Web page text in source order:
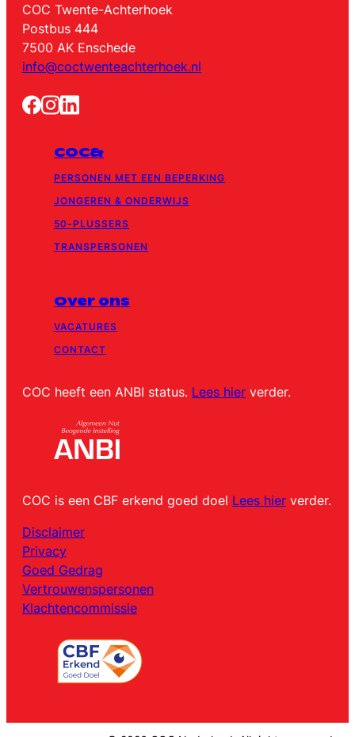
COC Twente-Achterhoek
Postbus 444
7500 AK Enschede
info@coctwenteachterhoek.nl
COC&
PERSONEN MET EEN BEPERKING
JONGEREN & ONDERWIJS
50-PLUSSERS
TRANSPERSONEN
Over ons
VACATURES
CONTACT
COC heeft een ANBI status. Lees hier verder.
COC is een CBF erkend goed doel Lees hier verder.
Disclaimer
Privacy
Goed Gedrag
Vertrouwenspersonen
Klachtencommissie